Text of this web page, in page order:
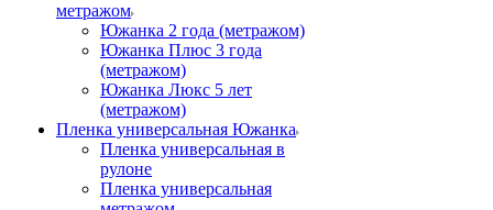
метражом
Южанка 2 года (метражом)
Южанка Плюс 3 года
(метражом)
Южанка Люкс 5 лет
(метражом)
Пленка универсальная Южанка
Пленка универсальная в
рулоне
Пленка универсальная